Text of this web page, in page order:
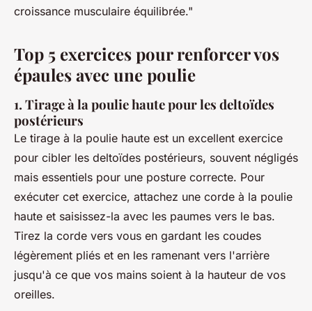
croissance musculaire équilibrée."
Top 5 exercices pour renforcer vos
épaules avec une poulie
1. Tirage à la poulie haute pour les deltoïdes
postérieurs
Le tirage à la poulie haute est un excellent exercice
pour cibler les deltoïdes postérieurs, souvent négligés
mais essentiels pour une posture correcte. Pour
exécuter cet exercice, attachez une corde à la poulie
haute et saisissez-la avec les paumes vers le bas.
Tirez la corde vers vous en gardant les coudes
légèrement pliés et en les ramenant vers l'arrière
jusqu'à ce que vos mains soient à la hauteur de vos
oreilles.